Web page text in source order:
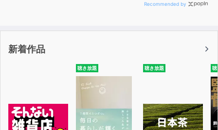
Recommended by
新着作品
聴き放題 聴き放題 聴